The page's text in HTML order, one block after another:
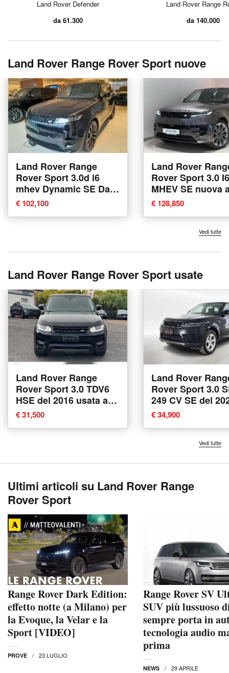
Land Rover Defender
da 61.300
Land Rover Range
da 140.000
Land Rover Range Rover Sport nuove
Land Rover Range
Rover Sport 3.0d i6
mhev Dynamic SE Dark
Edition Rent awd 250cv
auto nuova a Cuneo
€ 102,100
Land Rover
Rover Sport 3.0 I6
MHEV SE nuova
Varese
€ 128,850
Vedi tutte
Land Rover Range Rover Sport usate
Land Rover Range
Rover Sport 3.0 TDV6
HSE del 2016 usata a
Albano Laziale
€ 31,500
Land Rover
Rover Sport 3.0
249 CV SE del
usata a
€ 34,900
Vedi tutte
Ultimi articoli su Land Rover Range
Rover Sport
Range Rover Dark Edition:
effetto notte (a Milano) per
la Evoque, la Velar e la
Sport [VIDEO]
PROVE 23 LUGLIO
Range Rover SV
SUV più lussuoso
sempre porta in
tecnologia audio
prima
NEWS 29 APRILE